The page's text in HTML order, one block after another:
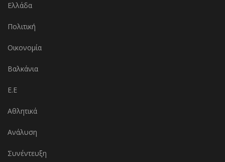
Ελλάδα
Πολιτική
Οικονομία
Βαλκάνια
Ε.Ε
Αθλητικά
Ανάλυση
Συνέντευξη